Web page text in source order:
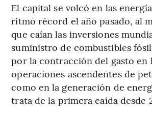
El capital se volcó en las
ritmo récord el año pasado, al
que caían las inversiones
suministro de combustibles
por la contracción del gasto en
operaciones ascendentes de
como en la generación de
trata de la primera caída desde